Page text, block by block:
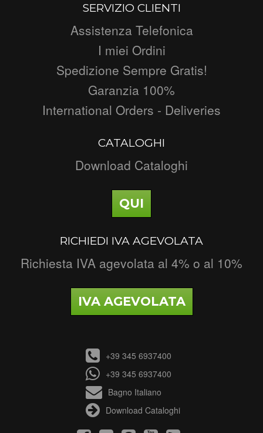
SERVIZIO CLIENTI
Assistenza Telefonica
I miei Ordini
Spedizione Sempre Gratis!
Garanzia 100%
International Orders - Deliveries
CATALOGHI
Download Cataloghi
QUI
RICHIEDI IVA AGEVOLATA
Richiesta IVA agevolata al 4% o al 10%
IVA AGEVOLATA
+39 345 6937400
+39 345 6937400
Bagno Italiano
Download Cataloghi